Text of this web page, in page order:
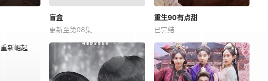
盲盒
更新至第08集
重生90有点甜
已完结